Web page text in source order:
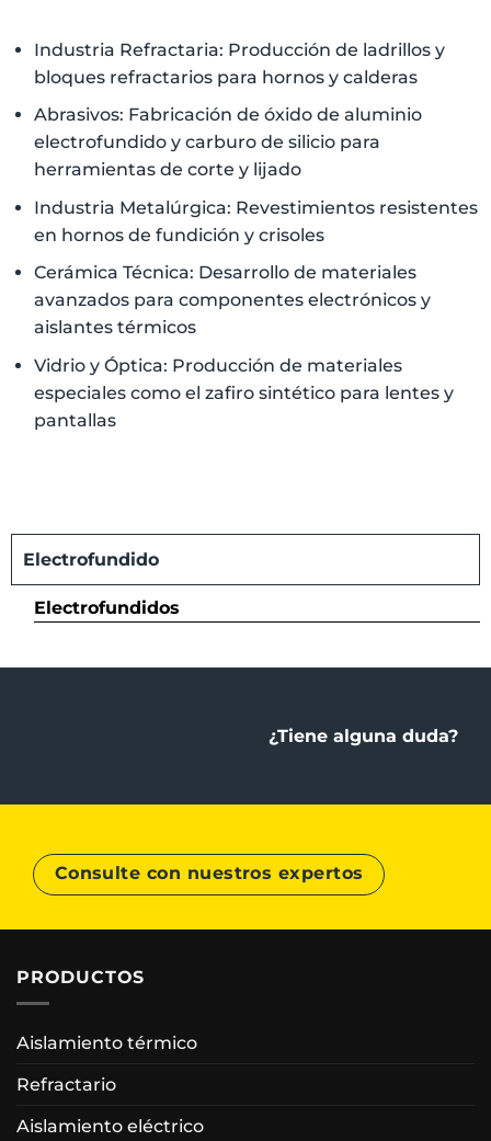
Electrofundido
Electrofundidos
Industria Refractaria: Producción de ladrillos y
bloques refractarios para hornos y calderas
Abrasivos: Fabricación de óxido de aluminio
electrofundido y carburo de silicio para
herramientas de corte y lijado
Industria Metalúrgica: Revestimientos resistentes
en hornos de fundición y crisoles
Cerámica Técnica: Desarrollo de materiales
avanzados para componentes electrónicos y
aislantes térmicos
Vidrio y Óptica: Producción de materiales
especiales como el zafiro sintético para lentes y
pantallas
¿Tiene alguna duda?
Consulte con nuestros expertos
PRODUCTOS
Aislamiento térmico
Refractario
Aislamiento eléctrico